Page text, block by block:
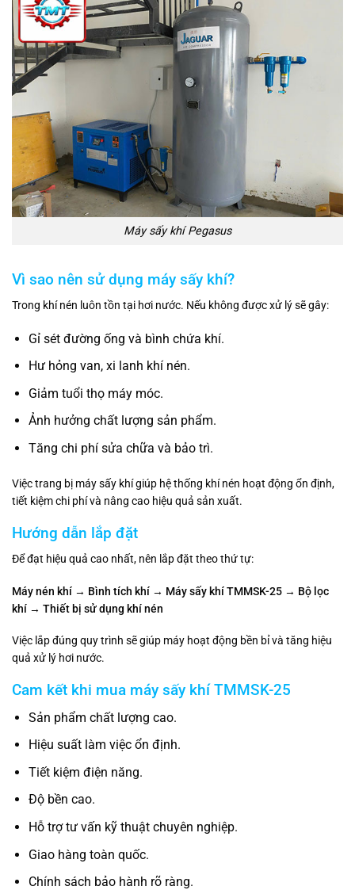
Máy sấy khí Pegasus
Vì sao nên sử dụng máy sấy khí?
Trong khí nén luôn tồn tại hơi nước. Nếu không được xử lý sẽ gây:
Gỉ sét đường ống và bình chứa khí.
Hư hỏng van, xi lanh khí nén.
Giảm tuổi thọ máy móc.
Ảnh hưởng chất lượng sản phẩm.
Tăng chi phí sửa chữa và bảo trì.
Việc trang bị máy sấy khí giúp hệ thống khí nén hoạt động ổn định,
tiết kiệm chi phí và nâng cao hiệu quả sản xuất.
Hướng dẫn lắp đặt
Để đạt hiệu quả cao nhất, nên lắp đặt theo thứ tự:
Máy nén khí → Bình tích khí → Máy sấy khí TMMSK-25 → Bộ lọc
khí → Thiết bị sử dụng khí nén
Việc lắp đúng quy trình sẽ giúp máy hoạt động bền bỉ và tăng hiệu
quả xử lý hơi nước.
Cam kết khi mua máy sấy khí TMMSK-25
Sản phẩm chất lượng cao.
Hiệu suất làm việc ổn định.
Tiết kiệm điện năng.
Độ bền cao.
Hỗ trợ tư vấn kỹ thuật chuyên nghiệp.
Giao hàng toàn quốc.
Chính sách bảo hành rõ ràng.